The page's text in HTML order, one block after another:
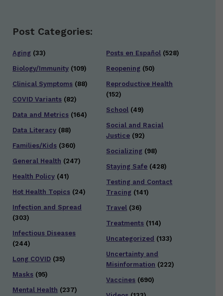
Post Categories:
Aging (33)
Biology/Immunity (109)
Clinical Symptoms (88)
COVID Variants (82)
Data and Metrics (164)
Data Literacy (88)
Families/Kids (360)
General Health (247)
Health Policy (41)
Hot Health Topics (24)
Infection and Spread
(303)
Infectious Diseases
(244)
Long COVID (35)
Masks (95)
Mental Health (237)
Posts en Español (528)
Reopening (50)
Reproductive Health
(152)
School (49)
Social and Racial
Justice (92)
Socializing (98)
Staying Safe (428)
Testing and Contact
Tracing (141)
Travel (36)
Treatments (114)
Uncategorized (133)
Uncertainty and
Misinformation (222)
Vaccines (690)